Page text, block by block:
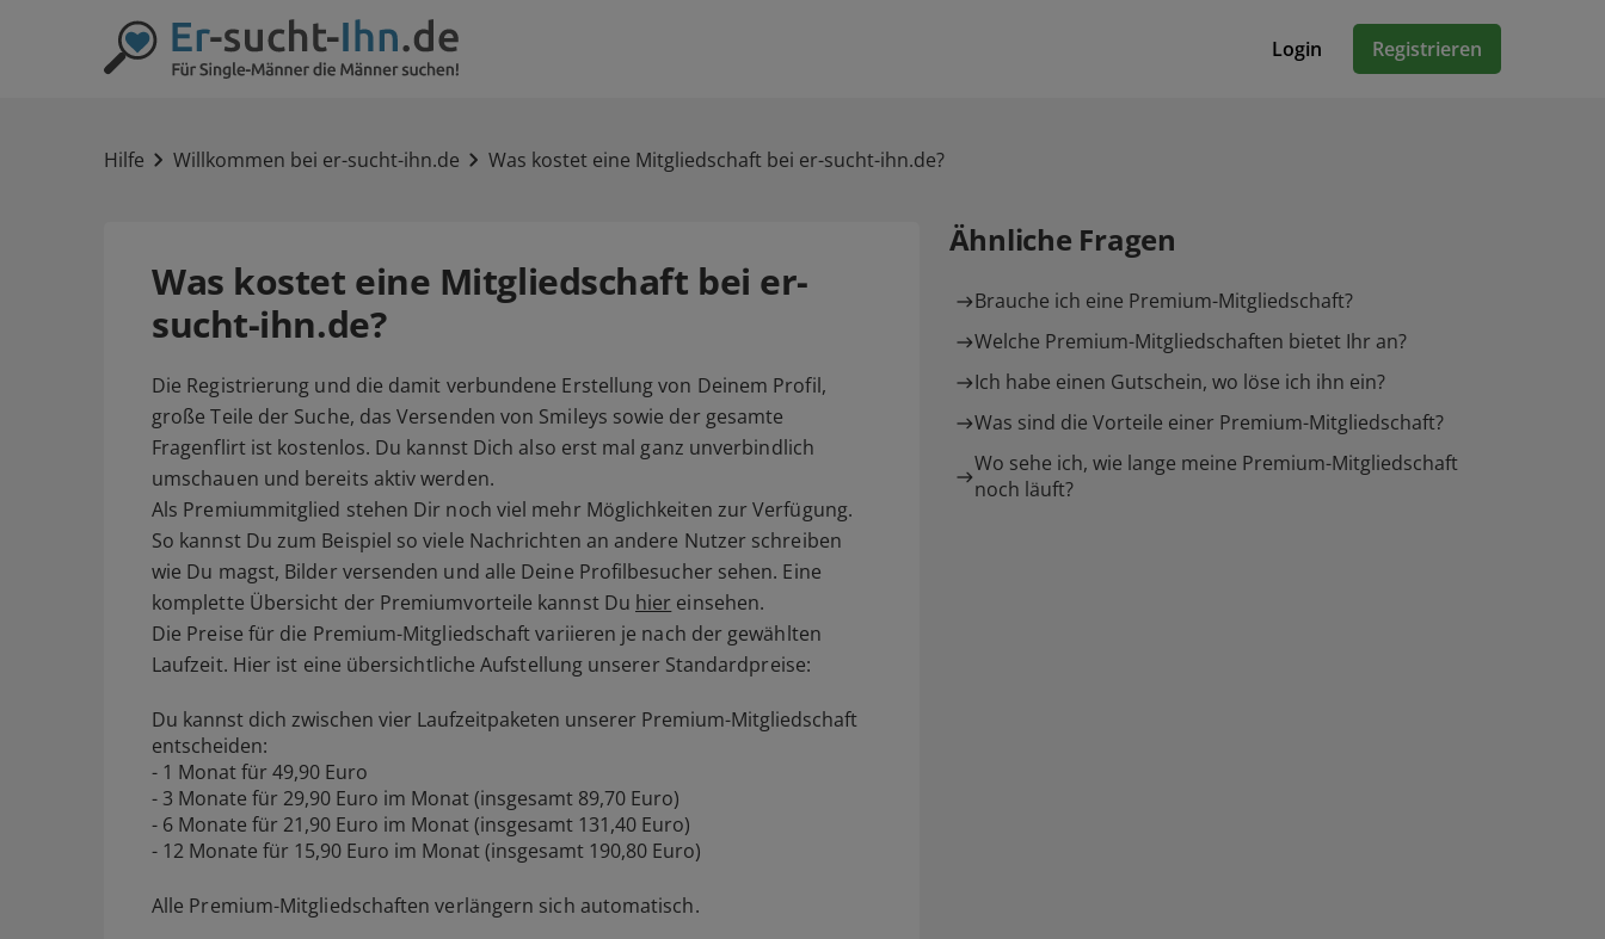
Login Registrieren
Hilfe Willkommen bei er-sucht-ihn.de Was kostet eine Mitgliedschaft bei er-sucht-ihn.de?
Was kostet eine Mitgliedschaft bei er-
sucht-ihn.de?
Die Registrierung und die damit verbundene Erstellung von Deinem Profil,
große Teile der Suche, das Versenden von Smileys sowie der gesamte
Fragenflirt ist kostenlos. Du kannst Dich also erst mal ganz unverbindlich
umschauen und bereits aktiv werden.
Als Premiummitglied stehen Dir noch viel mehr Möglichkeiten zur Verfügung.
So kannst Du zum Beispiel so viele Nachrichten an andere Nutzer schreiben
wie Du magst, Bilder versenden und alle Deine Profilbesucher sehen. Eine
komplette Übersicht der Premiumvorteile kannst Du hier einsehen.
Die Preise für die Premium-Mitgliedschaft variieren je nach der gewählten
Laufzeit. Hier ist eine übersichtliche Aufstellung unserer Standardpreise:
Du kannst dich zwischen vier Laufzeitpaketen unserer Premium-Mitgliedschaft
entscheiden:
- 1 Monat für 49,90 Euro
- 3 Monate für 29,90 Euro im Monat (insgesamt 89,70 Euro)
- 6 Monate für 21,90 Euro im Monat (insgesamt 131,40 Euro)
- 12 Monate für 15,90 Euro im Monat (insgesamt 190,80 Euro)
Alle Premium-Mitgliedschaften verlängern sich automatisch.
Ähnliche Fragen
Brauche ich eine Premium-Mitgliedschaft?
Welche Premium-Mitgliedschaften bietet Ihr an?
Ich habe einen Gutschein, wo löse ich ihn ein?
Was sind die Vorteile einer Premium-Mitgliedschaft?
Wo sehe ich, wie lange meine Premium-Mitgliedschaft
noch läuft?